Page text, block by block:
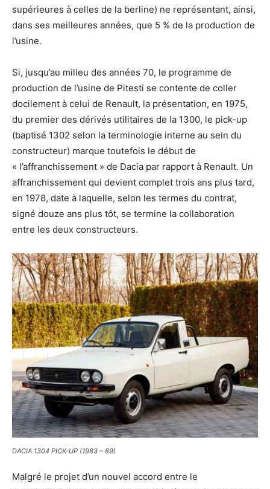
supérieures à celles de la berline) ne représentant, ainsi,
dans ses meilleures années, que 5 % de la production de
l’usine.
Si, jusqu’au milieu des années 70, le programme de
production de l’usine de Pitesti se contente de coller
docilement à celui de Renault, la présentation, en 1975,
du premier des dérivés utilitaires de la 1300, le pick-up
(baptisé 1302 selon la terminologie interne au sein du
constructeur) marque toutefois le début de
« l’affranchissement » de Dacia par rapport à Renault. Un
affranchissement qui devient complet trois ans plus tard,
en 1978, date à laquelle, selon les termes du contrat,
signé douze ans plus tôt, se termine la collaboration
entre les deux constructeurs.
DACIA 1304 PICK-UP (1983 – 89)
Malgré le projet d’un nouvel accord entre le